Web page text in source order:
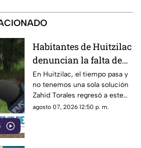
Habitantes de Huitzilac
denuncian la falta de
atención de la cancha
deportiva del Barrio de
Gualupita
En Huitzilac, el tiempo pasa y
no tenemos una sola solución
Zahid Torales regresó a este
frío municipio, con baches por
agosto 07, 2026 12:50 p. m.